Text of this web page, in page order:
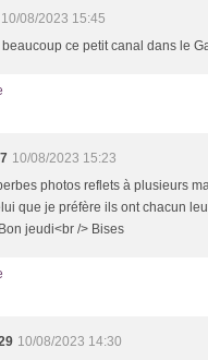
10/08/2023 15:45
ce petit canal dans le
10/08/2023 15:23
photos reflets à plusieurs
que je préfère ils ont chacun
jeudi<br /> Bises
10/08/2023 14:30